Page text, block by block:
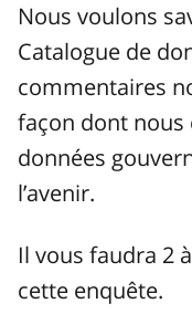
Nous voulons
Catalogue de
commentaires
façon dont nous
données
l’avenir.
Il vous faudra 2
cette enquête.